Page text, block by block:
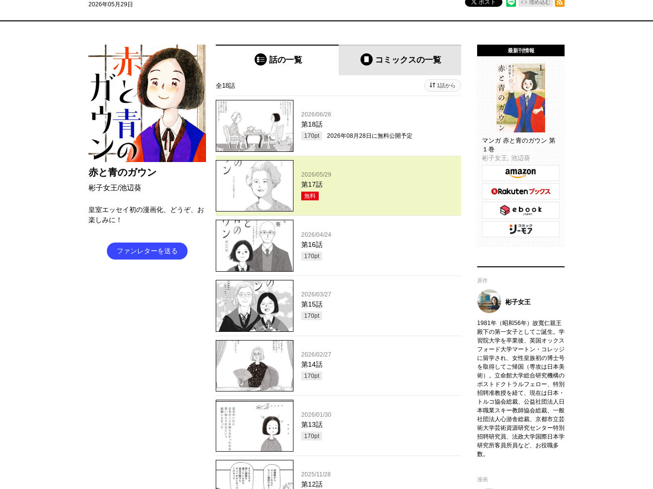
2026年05月29日 ポスト 埋め込む
赤と青のガウン
彬子女王/池辺葵
皇室エッセイ初の漫画化、どうぞ、お
楽しみに！
ファンレターを送る
話の一覧 コミックスの一覧
全18話 1話から
2026/06/26
第18話
170pt 2026年08月28日 に無料公開予定
2026/05/29
第17話
無料
2026/04/24
第16話
170pt
2026/03/27
第15話
170pt
2026/02/27
第14話
170pt
2026/01/30
第13話
170pt
2025/11/28
第12話
最新刊情報
マンガ 赤と青のガウン 第
１巻
彬子女王, 池辺葵
原作
彬子女王
1981年（昭和56年）故寬仁親王
殿下の第一女子としてご誕生。学
習院大学を卒業後、英国オックス
フォード大学マートン・コレッジ
に留学され、女性皇族初の博士号
を取得してご帰国（専攻は日本美
術）。立命館大学総合研究機構の
ポストドクトラルフェロー、特別
招聘准教授を経て、現在は日本・
トルコ協会総裁、公益社団法人日
本職業スキー教師協会総裁、一般
社団法人心游舎総裁、京都市立芸
術大学芸術資源研究センター特別
招聘研究員、法政大学国際日本学
研究所客員所員など、お役職多
数。
漫画